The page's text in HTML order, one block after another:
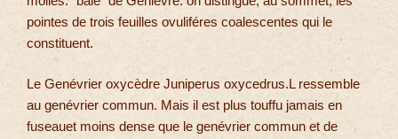
pointes de trois feuilles ovuliféres coalescentes qui le
constituent.
Le Genévrier oxycèdre Juniperus oxycedrus.L ressemble
au genévrier commun. Mais il est plus touffu jamais en
fuseauet moins dense que le genévrier commun et de